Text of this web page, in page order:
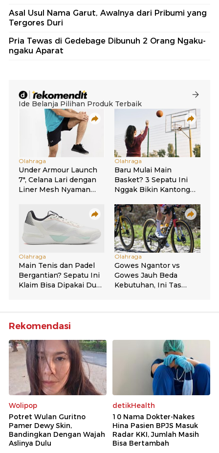
Asal Usul Nama Garut, Awalnya dari Pribumi yang
Tergores Duri
Pria Tewas di Gedebage Dibunuh 2 Orang Ngaku-
ngaku Aparat
Rekomendasi
Wolipop
Potret Wulan Guritno
Pamer Dewy Skin,
Bandingkan Dengan Wajah
Aslinya Dulu
detikHealth
10 Nama Dokter-Nakes
Hina Pasien BPJS Masuk
Radar KKI, Jumlah Masih
Bisa Bertambah